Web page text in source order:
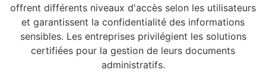
offrent différents niveaux d'accès selon les utilisateurs
et garantissent la confidentialité des informations
sensibles. Les entreprises privilégient les solutions
certifiées pour la gestion de leurs documents
administratifs.